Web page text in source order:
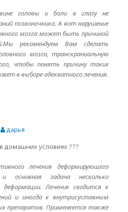
головы и боли в глазу не
позвоночника. А вот нарушение
мозга может быть причиной
рекомендуем Вам сделать
мозга, транскраниальную
чтобы понять причину таких
в выборе адекватного лечения.
дарья
домашних условиях ???
лечения деформирующего
основная задача несколько
деформации. Лечение сводится к
и иногда к внутрисуставным
препаратов. Применяется также